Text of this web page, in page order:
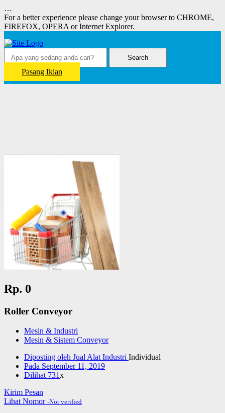
…
For a better experience please change your browser to CHROME,
FIREFOX, OPERA or Internet Explorer.
Search
Pasang Iklan
Rp. 0
Roller Conveyor
Mesin & Industri
Mesin & Sistem Conveyor
Diposting oleh Jual Alat Industri Individual
Pada September 11, 2019
Dilihat 731x
Kirim Pesan
Lihat Nomor -Not verified